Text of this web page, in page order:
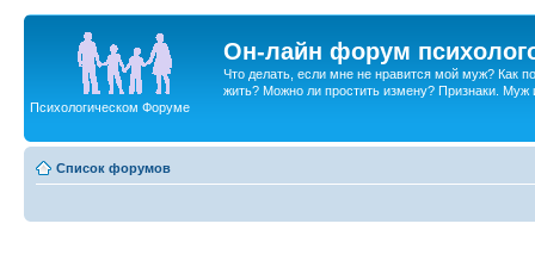
Он-лайн форум
Что делать, если мне не нравится мой муж? Как
жить? Можно ли простить измену? Признаки. Муж
Психологическом Форуме
Список форумов